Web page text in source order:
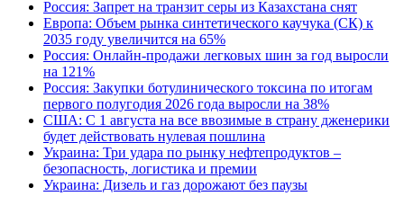
Россия: Запрет на транзит серы из Казахстана снят
Европа: Объем рынка синтетического каучука (СК) к
2035 году увеличится на 65%
Россия: Онлайн-продажи легковых шин за год выросли
на 121%
Россия: Закупки ботулинического токсина по итогам
первого полугодия 2026 года выросли на 38%
США: С 1 августа на все ввозимые в страну дженерики
будет действовать нулевая пошлина
Украина: Три удара по рынку нефтепродуктов –
безопасность, логистика и премии
Украина: Дизель и газ дорожают без паузы